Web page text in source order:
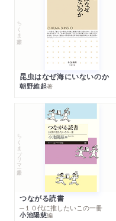
ちくま新書
昆虫はなぜ海にいないのか
朝野維起著
ちくまプリマー新書
つながる読書
─１０代に推したいこの一冊
小池陽慈編